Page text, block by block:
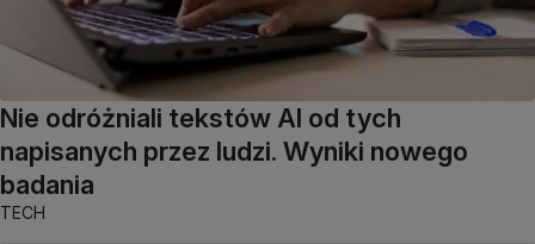
Nie odróżniali tekstów AI od tych
napisanych przez ludzi. Wyniki nowego
badania
TECH